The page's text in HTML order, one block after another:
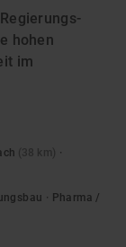
hohen
im
·
· Pharma /